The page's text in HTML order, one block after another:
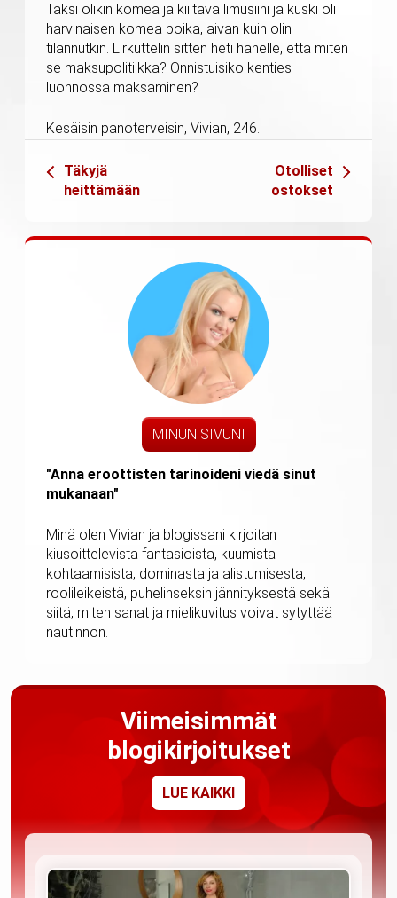
Taksi olikin komea ja kiiltävä limusiini ja kuski oli
harvinaisen komea poika, aivan kuin olin
tilannutkin. Lirkuttelin sitten heti hänelle, että miten
se maksupolitiikka? Onnistuisiko kenties
luonnossa maksaminen?
Kesäisin panoterveisin, Vivian, 246.
Täkyjä
heittämään
Otolliset
ostokset
MINUN SIVUNI
"Anna eroottisten tarinoideni viedä sinut
mukanaan"
Minä olen Vivian ja blogissani kirjoitan
kiusoittelevista fantasioista, kuumista
kohtaamisista, dominasta ja alistumisesta,
roolileikeistä, puhelinseksin jännityksestä sekä
siitä, miten sanat ja mielikuvitus voivat sytyttää
nautinnon.
Viimeisimmät
blogikirjoitukset
LUE KAIKKI